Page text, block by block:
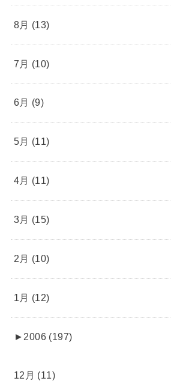
8月 (13)
7月 (10)
6月 (9)
5月 (11)
4月 (11)
3月 (15)
2月 (10)
1月 (12)
► 2006 (197)
12月 (11)